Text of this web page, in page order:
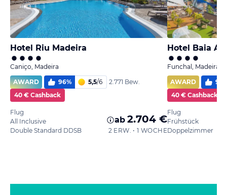
Hotel Riu Madeira
Caniço, Madeira
AWARD
96% 5,5/6
2.771 Bew.
40 € Cashback
Flug
All Inclusive
Double Standard DDSB
ab 2.704 €
2 ERW. • 1 WOCHE
Hotel Baia
Funchal, Madeira
AWARD
97
40 € Cashback
Flug
Frühstück
Doppelzimmer